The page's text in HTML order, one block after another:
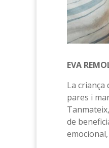
EVA
La
pares i
de